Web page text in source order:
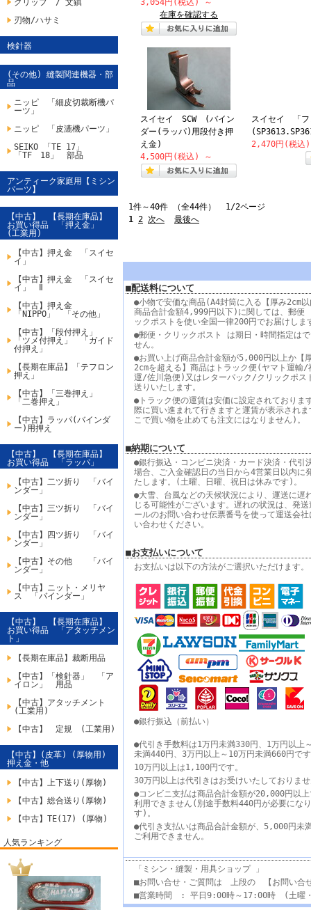
クリップ / 文鎮
刃物/ハサミ
検針器
(その他) 縫製関連機器・部
品
ニッピ 「細皮切裁断機パ
ーツ」
ニッピ 「皮漉機パーツ」
SEIKO 「TE 17」
「TF 18」 部品
アンティーク家庭用【ミシン
パーツ】
【中古】 【長期在庫品】
お買い得品 「押え金」
(工業用)
【中古】押え金 「スイセ
イ」
【中古】押え金 「スイセ
イ」 Ⅱ
【中古】押え金
「NIPPO」 「その他」
【中古】「段付押え」
「ツメ付押え」 「ガイド
付押え」
【長期在庫品】「テフロン
押え」
【中古】「三巻押え」
「二巻押え」
【中古】ラッパ(バインダ
ー)用押え
【中古】 【長期在庫品】
お買い得品 「ラッパ」
【中古】二ツ折り 「バイ
ンダー」
【中古】三ツ折り 「バイ
ンダー」
【中古】四ツ折り 「バイ
ンダー」
【中古】その他 「バイ
ンダー」
【中古】ニット・メリヤ
ス 「バインダー」
【中古】 【長期在庫品】
お買い得品 「アタッチメン
ト」
【長期在庫品】裁断用品
【中古】「検針器」 「ア
イロン」 用品
【中古】アタッチメント
(工業用)
【中古】 定規 (工業用)
【中古】(皮革) (厚物用)
押え金・他
【中古】上下送り(厚物)
【中古】総合送り(厚物)
【中古】TE(17) (厚物)
人気ランキング
3,054円(税込)
～
在庫を確認する
スイセイ SCW (バイン
ダー(ラッパ)用段付き押
え金)
4,500円(税込)
～
スイセイ 「フ
2,470円(税
1件～40件 （全44件） 1/2ページ
1 2 次へ 最後へ
■配送料について
●小物で安価な商品(A4封筒に入る【厚み2cm
商品合計金額4,999円以下)に関しては、郵便
ックポストを使い全国一律200円でお届けしま
●郵便・クリックポスト は期日・時間指定は
せん。
●お買い上げ商品合計金額が5,000円以上か【
2cmを超える】商品はトラック便(ヤマト運輸/
運/佐川急便)又はレターパック/クリックポス
送りいたします。
●トラック便の運賃は安価に設定されておりま
際に買い進まれて行きますと運賃が表示されま
こで買い物を止めても注文にはなりません)。
■納期について
●銀行振込・コンビニ決済・カード決済・代引
場合、ご入金確認日の当日から4営業日以内に
たします。(土曜、日曜、祝日は休みです)。
●大雪、台風などの天候状況により、運送に遅
じる可能性がございます。遅れの状況は、発送
ールのお問い合わせ伝票番号を使って運送会社
い合わせください。
■お支払いについて
お支払いは以下の方法がご選択いただけます。
●銀行振込（前払い）
●代引き手数料は1万円未満330円、1万円以上
未満440円、3万円以上～10万円未満660円で
10万円以上は1,100円です。
30万円以上は代引きはお受けいたしておりま
●コンビニ支払は商品合計金額が20,000円以
利用できません(別途手数料440円が必要にな
す)。
●代引き支払いは商品合計金額が、5,000円未
ご利用できません。
「ミシン・縫製・用具ショップ 」
■お問い合せ・ご質問は 上段の 【お問い合
■営業時間 : 平日9:00時～17:00時 (土曜・